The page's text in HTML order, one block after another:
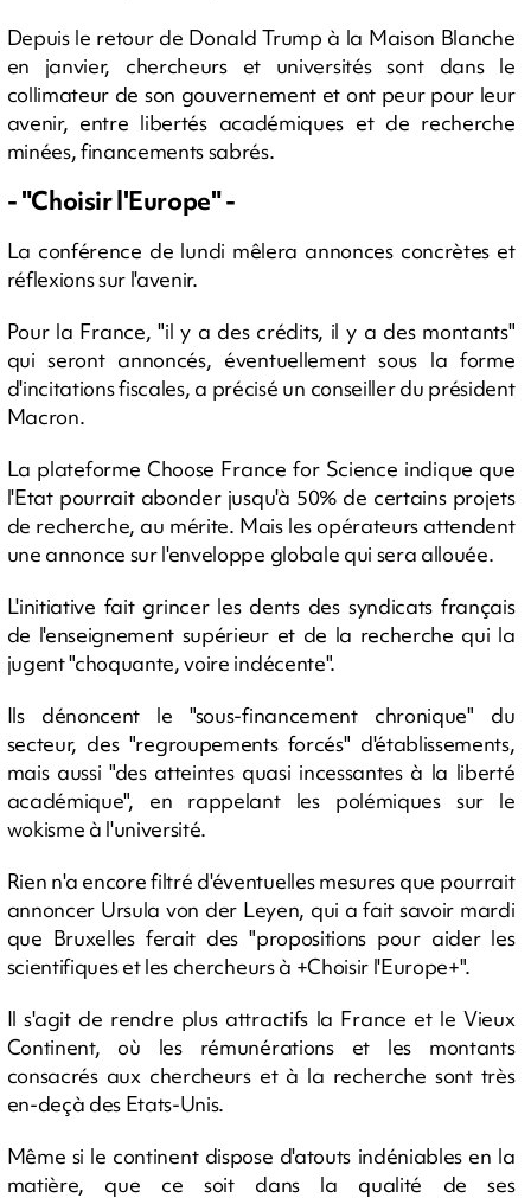
Depuis le retour de Donald Trump à la Maison Blanche
en janvier, chercheurs et universités sont dans le
collimateur de son gouvernement et ont peur pour leur
avenir, entre libertés académiques et de recherche
minées, financements sabrés.
- "Choisir l'Europe" -
La conférence de lundi mêlera annonces concrètes et
réflexions sur l'avenir.
Pour la France, "il y a des crédits, il y a des montants"
qui seront annoncés, éventuellement sous la forme
d'incitations fiscales, a précisé un conseiller du président
Macron.
La plateforme Choose France for Science indique que
l'Etat pourrait abonder jusqu'à 50% de certains projets
de recherche, au mérite. Mais les opérateurs attendent
une annonce sur l'enveloppe globale qui sera allouée.
L'initiative fait grincer les dents des syndicats français
de l'enseignement supérieur et de la recherche qui la
jugent "choquante, voire indécente".
Ils dénoncent le "sous-financement chronique" du
secteur, des "regroupements forcés" d'établissements,
mais aussi "des atteintes quasi incessantes à la liberté
académique", en rappelant les polémiques sur le
wokisme à l'université.
Rien n'a encore filtré d'éventuelles mesures que pourrait
annoncer Ursula von der Leyen, qui a fait savoir mardi
que Bruxelles ferait des "propositions pour aider les
scientifiques et les chercheurs à +Choisir l'Europe+".
Il s'agit de rendre plus attractifs la France et le Vieux
Continent, où les rémunérations et les montants
consacrés aux chercheurs et à la recherche sont très
en-deçà des Etats-Unis.
Même si le continent dispose d'atouts indéniables en la
matière, que ce soit dans la qualité de ses